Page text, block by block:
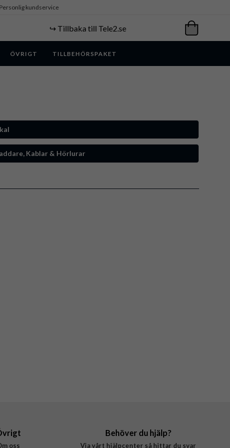
Personlig kundservice
↪️ Tillbaka till Tele2.se
ÖVRIGT TILLBEHÖRSPAKET
Kablar & Hörlurar
oss
Behöver du hjälp?
Via vårt hjälpcenter så hittar du svar